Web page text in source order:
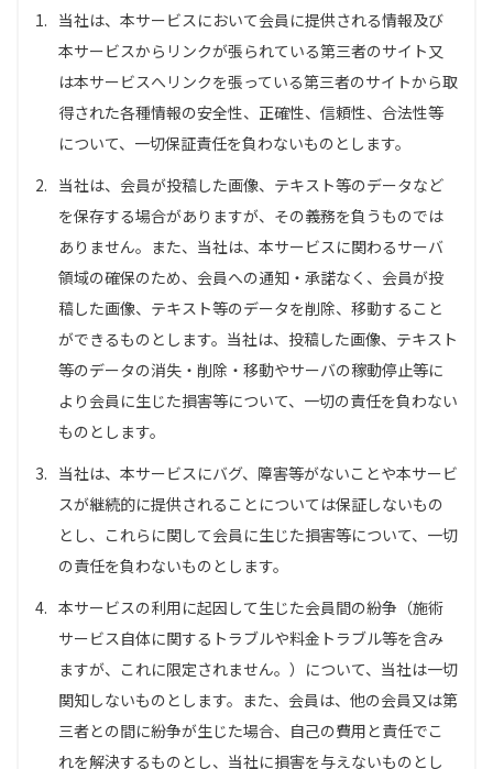
1. 当社は、本サービスにおいて会員に提供される情報及び
本サービスからリンクが張られている第三者のサイト又
は本サービスへリンクを張っている第三者のサイトから取
得された各種情報の安全性、正確性、信頼性、合法性等
について、一切保証責任を負わないものとします。
2. 当社は、会員が投稿した画像、テキスト等のデータなど
を保存する場合がありますが、その義務を負うものでは
ありません。また、当社は、本サービスに関わるサーバ
領域の確保のため、会員への通知・承諾なく、会員が投
稿した画像、テキスト等のデータを削除、移動すること
ができるものとします。当社は、投稿した画像、テキスト
等のデータの消失・削除・移動やサーバの稼動停止等に
より会員に生じた損害等について、一切の責任を負わない
ものとします。
3. 当社は、本サービスにバグ、障害等がないことや本サービ
スが継続的に提供されることについては保証しないもの
とし、これらに関して会員に生じた損害等について、一切
の責任を負わないものとします。
4. 本サービスの利用に起因して生じた会員間の紛争（施術
サービス自体に関するトラブルや料金トラブル等を含み
ますが、これに限定されません。）について、当社は一切
関知しないものとします。また、会員は、他の会員又は第
三者との間に紛争が生じた場合、自己の費用と責任でこ
れを解決するものとし、当社に損害を与えないものとし